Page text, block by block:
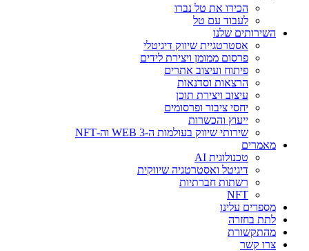
הכירו את טל נברו
לעבוד עם טל
השירותים שלנו
אסטרטגיית שיווק דיגיטלי
פרסום ממומן ויצירת לידים
פיתוח ועיצוב אתרים
הרצאות וסדנאות
עיצוב ויצירת תוכן
יחסי ציבור ופרסומים
ייעוץ והכשרות
שירותי שיווק בעולמות ה-WEB 3 וה-NFT
מאמרים
טכנולוגית AI
דיגיטל ואסטרטגיה שיווקית
רשתות חברתיות
NFT
מספרים עלינו
לתת בחזרה
מהתקשורת
צרו קשר